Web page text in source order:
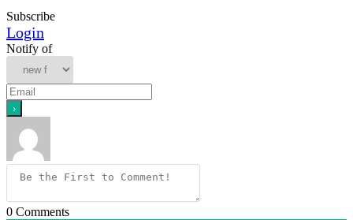
Subscribe
Login
Notify of
0 Comments